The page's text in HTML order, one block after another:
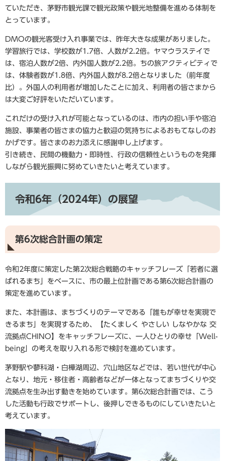
ていただき、茅野市観光課で観光政策や観光地整備を進める体制を
とっています。
DMOの観光客受け入れ事業では、昨年大きな成果がありました。
学習旅行では、学校数が1.7倍、人数が2.2倍。ヤマウラステイで
は、宿泊人数が2倍、内外国人数が2.2倍。ちの旅アクティビティで
は、体験者数が1.8倍、内外国人数が8.2倍となりました（前年度
比）。外国人の利用者が増加したことに加え、利用者の皆さまから
は大変ご好評をいただいています。
これだけの受け入れが可能となっているのは、市内の担い手や宿泊
施設、事業者の皆さまの協力と歓迎の気持ちによるおもてなしのお
かげです。皆さまのお力添えに感謝申し上げます。
引き続き、民間の機動力・即時性、行政の信頼性というものを発揮
しながら観光振興に努めていきたいと考えています。
令和6年（2024年）の展望
第6次総合計画の策定
令和2年度に策定した第2次総合戦略のキャッチフレーズ「若者に選
ばれるまち」をベースに、市の最上位計画である第6次総合計画の
策定を進めています。
また、本計画は、まちづくりのテーマである「誰もが幸せを実現で
きるまち」を実現するため、【たくましく やさしい しなやかな 交
流拠点CHINO】をキャッチフレーズに、一人ひとりの幸せ「Well-
being」の考えを取り入れる形で検討を進めています。
茅野駅や蓼科湖・白樺湖周辺、穴山地区などでは、若い世代が中心
となり、地元・移住者・高齢者などが一体となってまちづくりや交
流拠点を生み出す動きを始めています。第6次総合計画では、こう
した活動も行政でサポートし、後押しできるものにしていきたいと
考えています。